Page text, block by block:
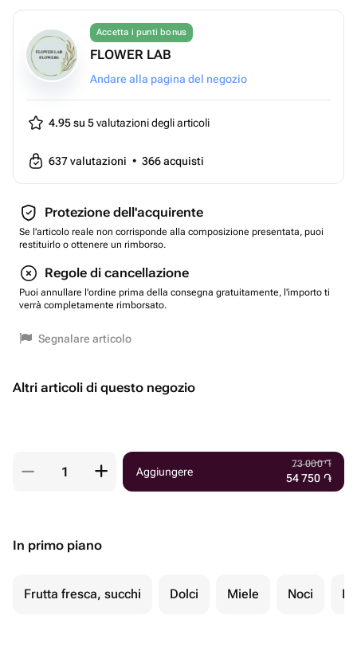
Accetta i punti bonus
FLOWER LAB
Andare alla pagina del negozio
4.95 su 5valutazioni degli articoli
637valutazioni • 366acquisti
Protezione dell'acquirente
Se l'articolo reale non corrisponde alla composizione presentata, puoi
restituirlo o ottenere un rimborso.
Regole di cancellazione
Puoi annullare l'ordine prima della consegna gratuitamente, l'importo ti
verrà completamente rimborsato.
Segnalare articolo
Altri articoli di questo negozio
Aggiungere
73 000֏
54 750 ֏
In primo piano
Frutta fresca, succhi Dolci Miele Noci